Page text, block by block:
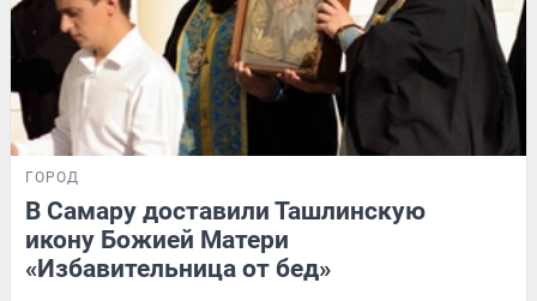
ГОРОД
В Самару доставили Ташлинскую
икону Божией Матери
«Избавительница от бед»